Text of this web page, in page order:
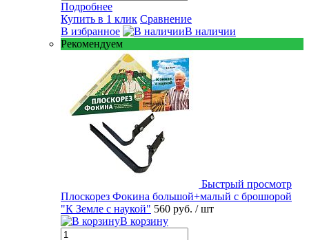
Подробнее
Купить в 1 клик Сравнение
В избранное
В наличии
Рекомендуем
Быстрый просмотр
Плоскорез Фокина большой+малый с брошюрой
"К Земле с наукой" 560 руб. / шт
В корзину